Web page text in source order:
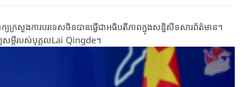
ក្រសួង​ការបរទេស​ចិន​បាន​ធ្វើ​ជា​អធិបតីភាពក្នុងសន្និសីទសារព័ត៌មាន​។​
សម្តីរបស់បុគ្គល​Lai Qingde​។